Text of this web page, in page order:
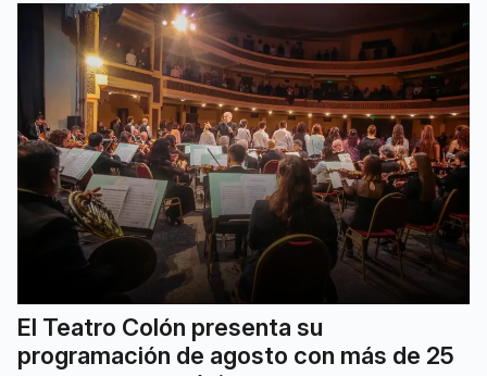
El Teatro Colón presenta su
programación de agosto con más de 25